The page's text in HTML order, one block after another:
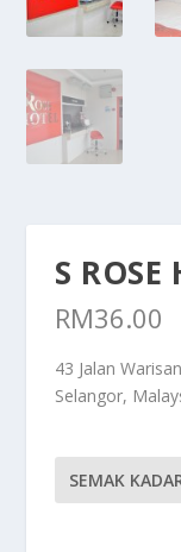
S ROSE
RM36.00
43 Jalan
Selangor,
SEMAK